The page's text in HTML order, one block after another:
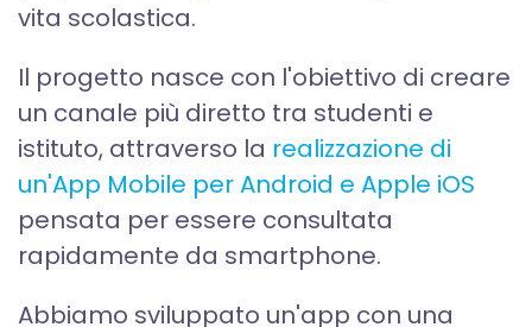
vita scolastica.
Il progetto nasce con l'obiettivo di creare
un canale più diretto tra studenti e
istituto, attraverso la realizzazione di
un'App Mobile per Android e Apple iOS
pensata per essere consultata
rapidamente da smartphone.
Abbiamo sviluppato un'app con una